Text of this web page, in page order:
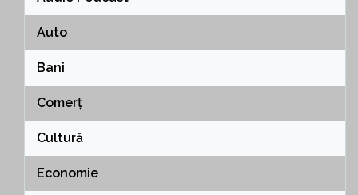
Auto
Bani
Comerț
Cultură
Economie